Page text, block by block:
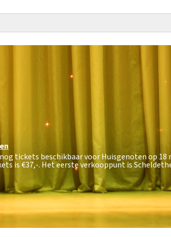
tickets beschikbaar voor Huisgenoten op 18
is€37,-. Het eerste verkooppunt is